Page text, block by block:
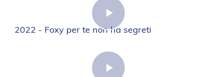
2022 - Foxy per te non ha segreti